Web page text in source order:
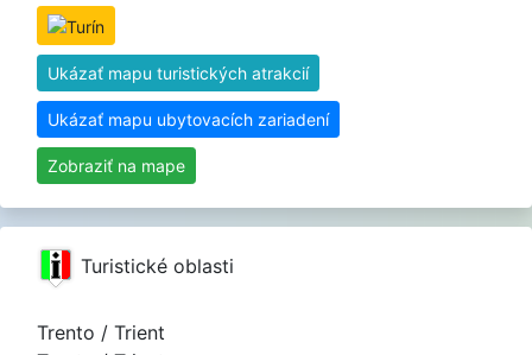
Ukázať mapu turistických atrakcií
Ukázať mapu ubytovacích zariadení
Zobraziť na mape
Turistické oblasti
Trento / Trient